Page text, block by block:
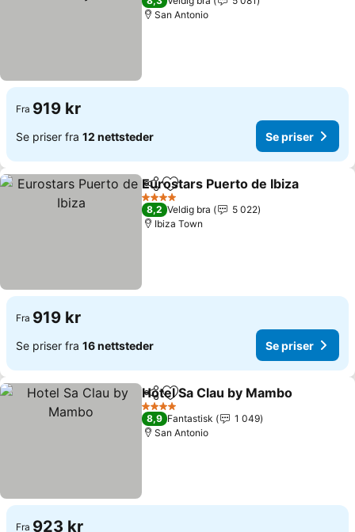
San Antonio
Fra 919 kr
Se priser fra 12 nettsteder Se priser
Del Legg til i favoritter
Eurostars Puerto de Ibiza
4 Stjerner
8,2 Veldig bra
5 022
Ibiza Town
Fra 919 kr
Se priser fra 16 nettsteder Se priser
Del Legg til i favoritter
Hotel Sa Clau by Mambo
4 Stjerner
8,9 Fantastisk
1 049
San Antonio
Fra 923 kr